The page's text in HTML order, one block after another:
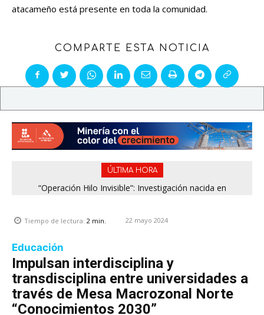
atacameño está presente en toda la comunidad.
COMPARTE ESTA NOTICIA